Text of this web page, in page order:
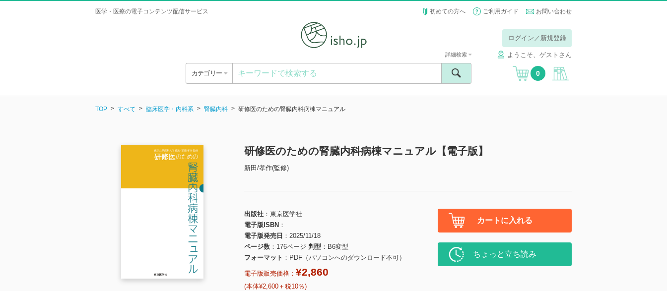
医学・医療の電子コンテンツ配信サービス 初めての方へ ご利用ガイド お問い合わせ
ログイン／新規登録
ようこそ、ゲストさん
カテゴリー
詳細検索
0
TOP すべて 臨床医学・内科系 腎臓内科 研修医のための腎臓内科病棟マニュアル
研修医のための腎臓内科病棟マニュアル【電子版】
新田/孝作(監修)
出版社
東京医学社
電子版ISBN
電子版発売日
2025/11/18
ページ数
176ページ 判型
B6変型
フォーマット
PDF（パソコンへのダウンロード不可）
電子版販売価格： ¥2,860
(本体¥2,600＋税10％)
カートに入れる
ちょっと立ち読み